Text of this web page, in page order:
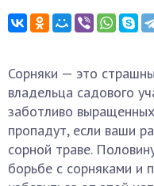
Сорняки — это
владельца садового
заботливо
пропадут, если ваши
сорной траве.
борьбе с сорняками и